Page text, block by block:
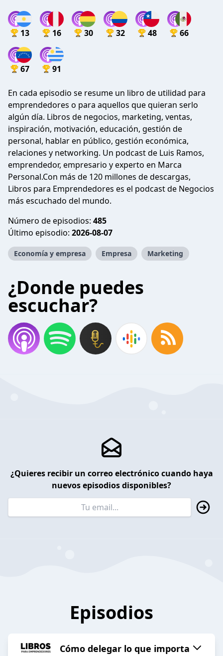
13 16 30 32 48 66
67 91
En cada episodio se resume un libro de utilidad para
emprendedores o para aquellos que quieran serlo
algún día. Libros de negocios, marketing, ventas,
inspiración, motivación, educación, gestión de
personal, hablar en público, gestión económica,
relaciones y networking. Un podcast de Luis Ramos,
emprendedor, empresario y experto en Marca
Personal.Con más de 120 millones de descargas,
Libros para Emprendedores es el podcast de Negocios
más escuchado del mundo.
Número de episodios: 485
Último episodio: 2026-08-07
Economía y empresa Empresa Marketing
¿Donde puedes
escuchar?
¿Quieres recibir un correo electrónico cuando haya
nuevos episodios disponibles?
Episodios
Cómo delegar lo que importa